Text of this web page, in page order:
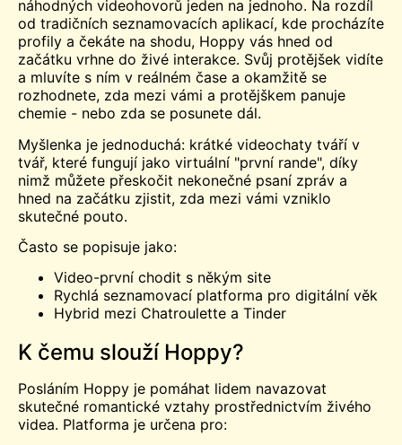
náhodných videohovorů jeden na jednoho. Na rozdíl
od tradičních seznamovacích aplikací, kde procházíte
profily a čekáte na shodu, Hoppy vás hned od
začátku vrhne do živé interakce. Svůj protějšek vidíte
a mluvíte s ním v reálném čase a okamžitě se
rozhodnete, zda mezi vámi a protějškem panuje
chemie - nebo zda se posunete dál.
Myšlenka je jednoduchá: krátké videochaty tváří v
tvář, které fungují jako virtuální "první rande", díky
nimž můžete přeskočit nekonečné psaní zpráv a
hned na začátku zjistit, zda mezi vámi vzniklo
skutečné pouto.
Často se popisuje jako:
Video-první chodit s někým site
Rychlá seznamovací platforma pro digitální věk
Hybrid mezi Chatroulette a Tinder
K čemu slouží Hoppy?
Posláním Hoppy je pomáhat lidem navazovat
skutečné romantické vztahy prostřednictvím živého
videa. Platforma je určena pro: